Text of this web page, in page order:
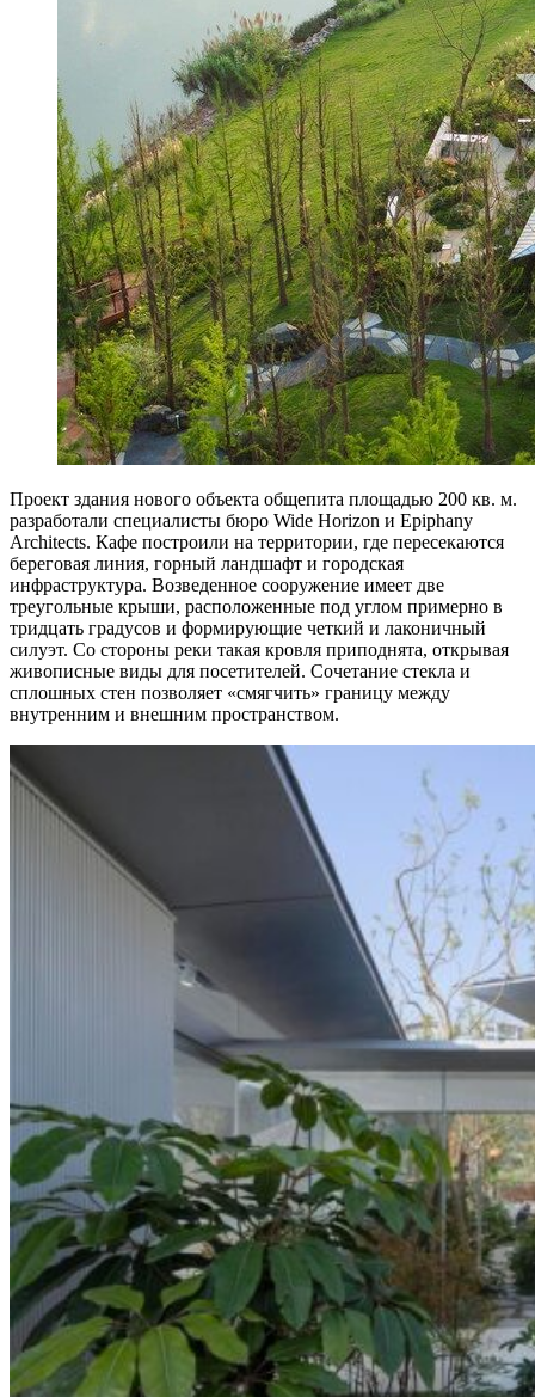
Проект здания нового объекта общепита площадью 200 кв. м.
разработали специалисты бюро Wide Horizon и Epiphany
Architects. Кафе построили на территории, где пересекаются
береговая линия, горный ландшафт и городская
инфраструктура. Возведенное сооружение имеет две
треугольные крыши, расположенные под углом примерно в
тридцать градусов и формирующие четкий и лаконичный
силуэт. Со стороны реки такая кровля приподнята, открывая
живописные виды для посетителей. Сочетание стекла и
сплошных стен позволяет «смягчить» границу между
внутренним и внешним пространством.